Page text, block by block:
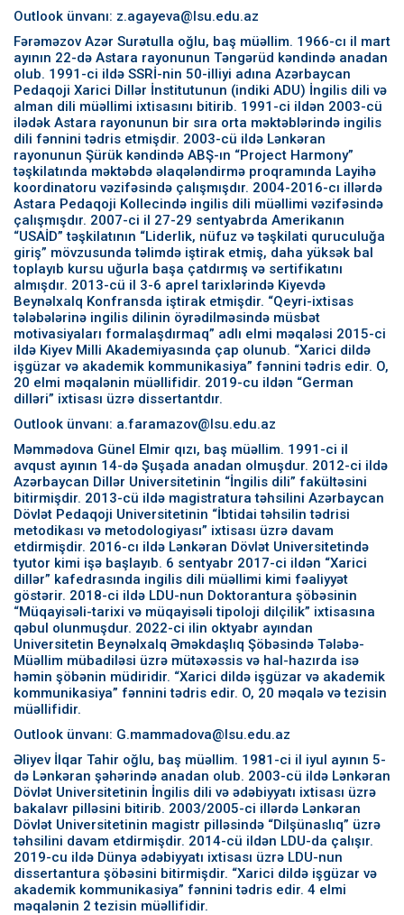
Outlook ünvanı: z.agayeva@lsu.edu.az
Fərəməzov Azər Surətulla oğlu, baş müəllim. 1966-cı il mart
ayının 22-də Astara rayonunun Təngərüd kəndində anadan
olub. 1991-ci ildə SSRİ-nin 50-illiyi adına Azərbaycan
Pedaqoji Xarici Dillər İnstitutunun (indiki ADU) İngilis dili və
alman dili müəllimi ixtisasını bitirib. 1991-ci ildən 2003-cü
ilədək Astara rayonunun bir sıra orta məktəblərində ingilis
dili fənnini tədris etmişdir. 2003-cü ildə Lənkəran
rayonunun Şürük kəndində ABŞ-ın “Project Harmony”
təşkilatında məktəbdə əlaqələndirmə proqramında Layihə
koordinatoru vəzifəsində çalışmışdır. 2004-2016-cı illərdə
Astara Pedaqoji Kollecində ingilis dili müəllimi vəzifəsində
çalışmışdır. 2007-ci il 27-29 sentyabrda Amerikanın
“USAİD” təşkilatının “Liderlik, nüfuz və təşkilati quruculuğa
giriş” mövzusunda təlimdə iştirak etmiş, daha yüksək bal
toplayıb kursu uğurla başa çatdırmış və sertifikatını
almışdır. 2013-cü il 3-6 aprel tarixlərində Kiyevdə
Beynəlxalq Konfransda iştirak etmişdir. “Qeyri-ixtisas
tələbələrinə ingilis dilinin öyrədilməsində müsbət
motivasiyaları formalaşdırmaq” adlı elmi məqaləsi 2015-ci
ildə Kiyev Milli Akademiyasında çap olunub. “Xarici dildə
işgüzar və akademik kommunikasiya” fənnini tədris edir. O,
20 elmi məqalənin müəllifidir. 2019-cu ildən “German
dilləri” ixtisası üzrə dissertantdır.
Outlook ünvanı: a.faramazov@lsu.edu.az
Məmmədova Günel Elmir qızı, baş müəllim. 1991-ci il
avqust ayının 14-də Şuşada anadan olmuşdur. 2012-ci ildə
Azərbaycan Dillər Universitetinin “İngilis dili” fakültəsini
bitirmişdir. 2013-cü ildə magistratura təhsilini Azərbaycan
Dövlət Pedaqoji Universitetinin “İbtidai təhsilin tədrisi
metodikası və metodologiyası” ixtisası üzrə davam
etdirmişdir. 2016-cı ildə Lənkəran Dövlət Universitetində
tyutor kimi işə başlayıb. 6 sentyabr 2017-ci ildən “Xarici
dillər” kafedrasında ingilis dili müəllimi kimi fəaliyyət
göstərir. 2018-ci ildə LDU-nun Doktorantura şöbəsinin
“Müqayisəli-tarixi və müqayisəli tipoloji dilçilik” ixtisasına
qəbul olunmuşdur. 2022-ci ilin oktyabr ayından
Universitetin Beynəlxalq Əməkdaşlıq Şöbəsində Tələbə-
Müəllim mübadiləsi üzrə mütəxəssis və hal-hazırda isə
həmin şöbənin müdiridir. “Xarici dildə işgüzar və akademik
kommunikasiya” fənnini tədris edir. O, 20 məqalə və tezisin
müəllifidir.
Outlook ünvanı: G.mammadova@lsu.edu.az
Əliyev İlqar Tahir oğlu, baş müəllim. 1981-ci il iyul ayının 5-
də Lənkəran şəhərində anadan olub. 2003-cü ildə Lənkəran
Dövlət Universitetinin İngilis dili və ədəbiyyatı ixtisası üzrə
bakalavr pilləsini bitirib. 2003/2005-ci illərdə Lənkəran
Dövlət Universitetinin magistr pilləsində “Dilşünaslıq” üzrə
təhsilini davam etdirmişdir. 2014-cü ildən LDU-da çalışır.
2019-cu ildə Dünya ədəbiyyatı ixtisası üzrə LDU-nun
dissertantura şöbəsini bitirmişdir. “Xarici dildə işgüzar və
akademik kommunikasiya” fənnini tədris edir. 4 elmi
məqalənin 2 tezisin müəllifidir.